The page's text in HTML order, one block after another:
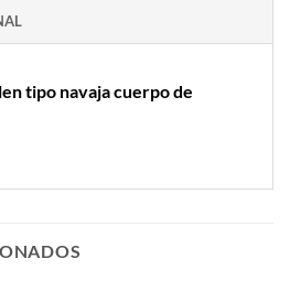
tipo navaja cuerpo de